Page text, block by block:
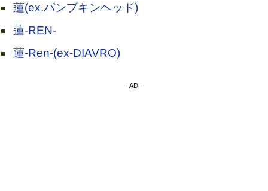
蓮(ex.パンプキンヘッド)
蓮-REN-
蓮-Ren-(ex-DIAVRO)
- AD -